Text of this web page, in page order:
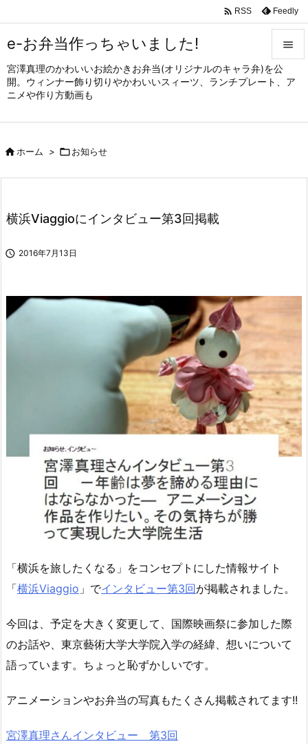
e-お弁当作っちゃいました!
宮澤真理のかわいいお絵かきお弁当(オリジナルのキャラ弁)を公
開。ウィンナー飾り切りやかわいいスィーツ、ランチプレート、ア
ニメや作り方動画も


メニュ
サイド

 RSS Feedly
ホーム > お知らせ
横浜Viaggioにインタビュー第3回掲載
 2016年7月13日
「横浜を旅したくなる」をコンセプトにした情報サイト
「横浜Viaggio 」でインタビュー第3回が掲載されました。
今回は、予定を大きく変更して、国際映画祭に参加した際
のお話や、東京藝術大学大学院入学の経緯、想いについて
語っています。ちょっと恥ずかしいです。
アニメーションやお弁当の写真もたくさん掲載されてます!!
宮澤真理さんインタビュー 第3回